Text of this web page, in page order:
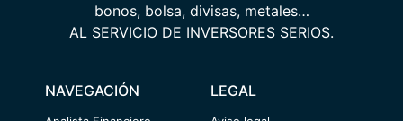
bonos, bolsa, divisas, metales…
AL SERVICIO DE INVERSORES SERIOS.
NAVEGACIÓN LEGAL